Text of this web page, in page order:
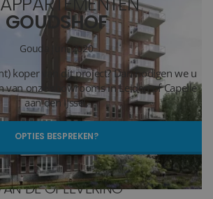
BEZOEKEN
GOUDSHOF
Gouda Juni 2020
koper van dit project? Dan nodigen we u
van onze showrooms in Leiden of Capelle
aan den IJssel.
OPTIES BESPREKEN?
DE OPLEVERING